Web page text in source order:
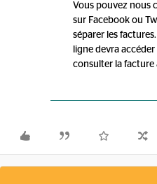
Vous pouvez nous
sur Facebook ou
séparer les
ligne devra
consulter la facture